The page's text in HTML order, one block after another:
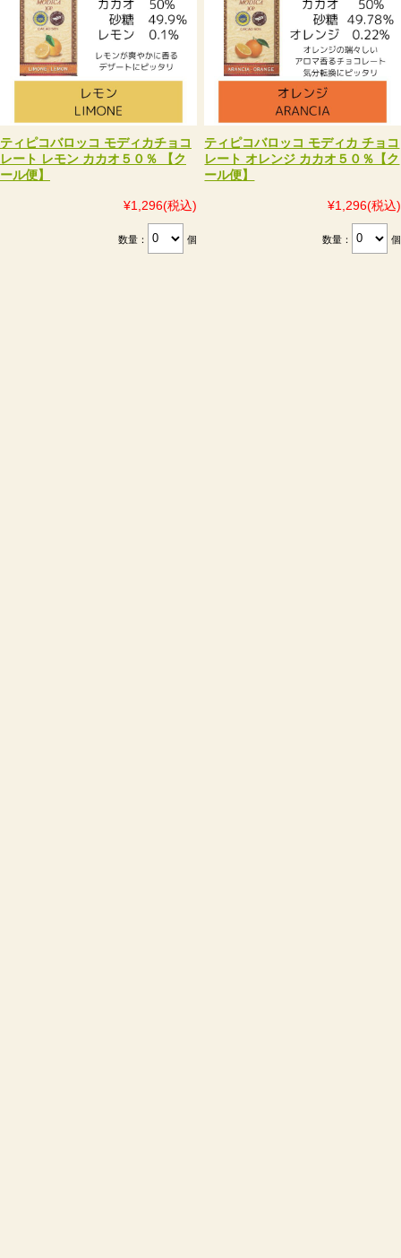
ティピコバロッコ モディカチョコ
レート レモン カカオ５０％ 【ク
ール便】
¥1,296(税込)
数量： 個
ティピコバロッコ モディカ チョコ
レート オレンジ カカオ５０％【ク
ール便】
¥1,296(税込)
数量： 個